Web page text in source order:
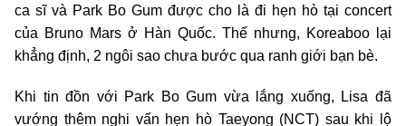
ca sĩ và Park Bo Gum được cho là đi hẹn hò tại concert
của Bruno Mars ở Hàn Quốc. Thế nhưng, Koreaboo lại
khẳng định, 2 ngôi sao chưa bước qua ranh giới bạn bè.
Khi tin đồn với Park Bo Gum vừa lắng xuống, Lisa đã
vướng thêm nghi vấn hẹn hò Taeyong (NCT) sau khi lộ